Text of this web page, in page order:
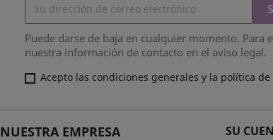
Puede darse de baja en cualquier momento. Para
nuestra información de contacto en el aviso legal.
Acepto las condiciones generales y la política
NUESTRA EMPRESA SU